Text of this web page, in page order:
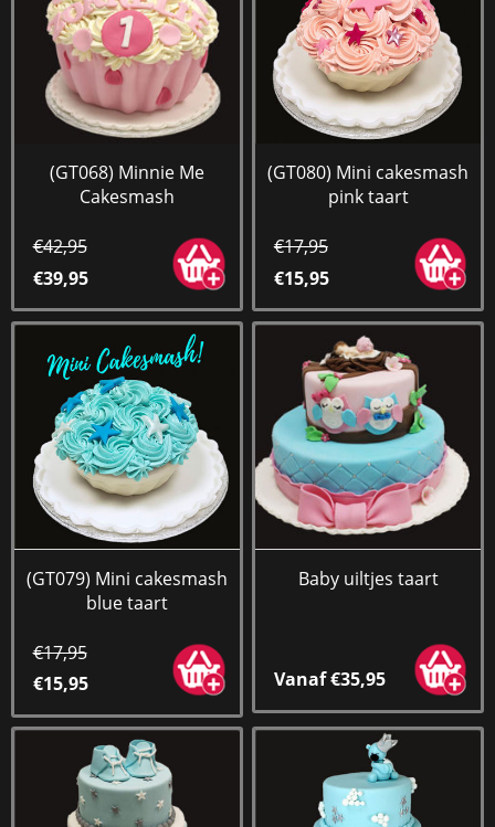
(GT068) Minnie Me
Cakesmash
€42,95
€39,95
(GT080) Mini cakesmash
pink taart
€17,95
€15,95
(GT079) Mini cakesmash
blue taart
€17,95
€15,95
Baby uiltjes taart
Vanaf €35,95